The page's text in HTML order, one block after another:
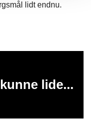
lidt endnu.
lide...